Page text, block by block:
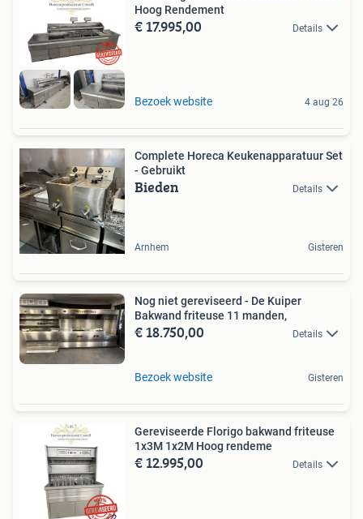
Hoog Rendement
€ 17.995,00 Details
Bezoek website 4 aug 26
Complete Horeca Keukenapparatuur Set
- Gebruikt
Bieden Details
Arnhem Gisteren
Nog niet gereviseerd - De Kuiper
Bakwand friteuse 11 manden,
€ 18.750,00 Details
Bezoek website Gisteren
Gereviseerde Florigo bakwand friteuse
1x3M 1x2M Hoog rendeme
€ 12.995,00 Details